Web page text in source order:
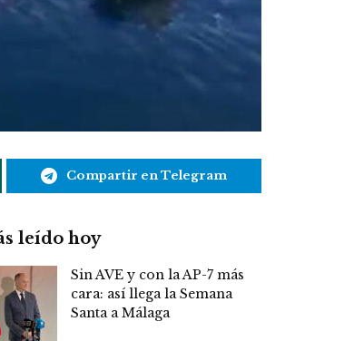
Compartir en Telegram
leído hoy
Sin AVE y con la AP-7 más
cara: así llega la Semana
Santa a Málaga